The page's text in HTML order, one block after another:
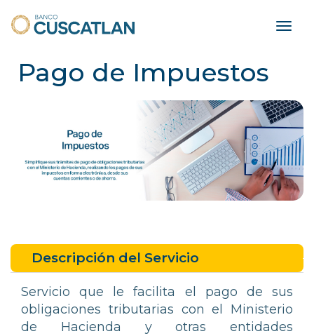
Pago de Impuestos
Descripción del Servicio
Servicio que le facilita el pago de sus
obligaciones tributarias con el Ministerio
de Hacienda y otras entidades